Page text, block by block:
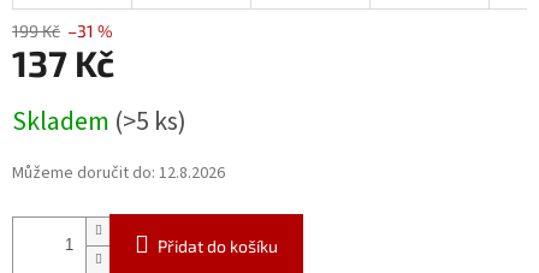
199 Kč –31 %
137 Kč
cena:
Skladem (>5 ks)
Můžeme doručit do: 12.8.2026
Přidat do košíku